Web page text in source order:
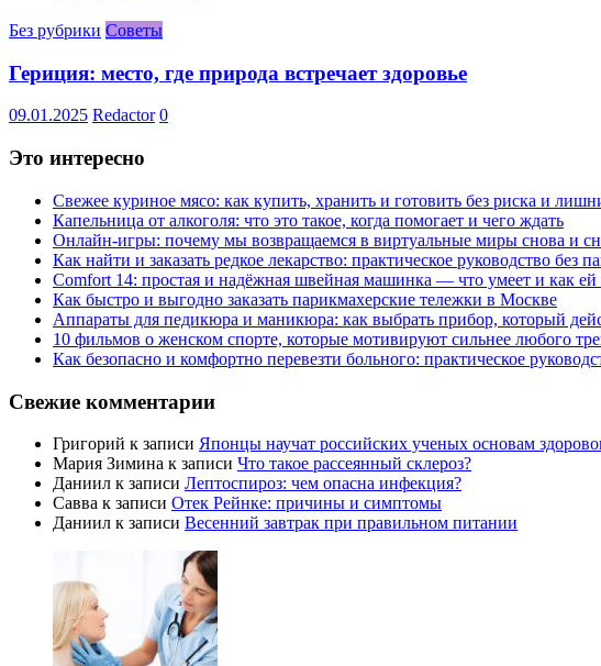
Без рубрики Советы
Гериция: место, где природа встречает здоровье
09.01.2025 Redactor 0
Это интересно
Свежее куриное мясо: как купить, хранить и готовить без риска и
Капельница от алкоголя: что это такое, когда помогает и чего ждать
Онлайн-игры: почему мы возвращаемся в виртуальные миры снова и
Как найти и заказать редкое лекарство: практическое руководство без
Comfort 14: простая и надёжная швейная машинка — что умеет и как ей
Как быстро и выгодно заказать парикмахерские тележки в Москве
Аппараты для педикюра и маникюра: как выбрать прибор, который
10 фильмов о женском спорте, которые мотивируют сильнее любого
Как безопасно и комфортно перевезти больного: практическое
Свежие комментарии
Григорий к записи Японцы научат российских ученых основам
Мария Зимина к записи Что такое рассеянный склероз?
Даниил к записи Лептоспироз: чем опасна инфекция?
Савва к записи Отек Рейнке: причины и симптомы
Даниил к записи Весенний завтрак при правильном питании